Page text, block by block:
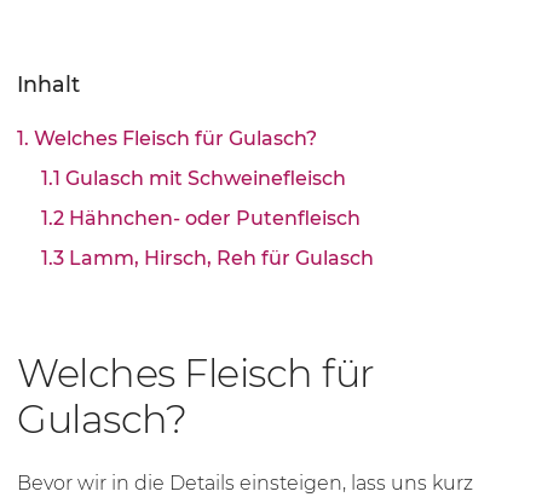
Inhalt
1. Welches Fleisch für Gulasch?
1.1 Gulasch mit Schweinefleisch
1.2 Hähnchen- oder Putenfleisch
1.3 Lamm, Hirsch, Reh für Gulasch
Welches Fleisch für
Gulasch?
Bevor wir in die Details einsteigen, lass uns kurz